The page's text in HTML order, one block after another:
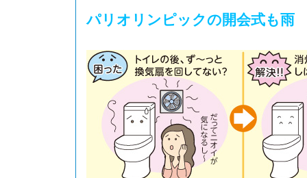
パリオリンピックの開会式も雨